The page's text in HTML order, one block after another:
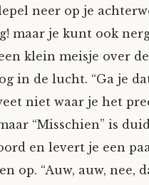
neer op je
maar je kunt ook
klein meisje over
in de lucht. “Ga je
niet waar je het
“Misschien” is
en levert je een
op. “Auw, auw, nee,